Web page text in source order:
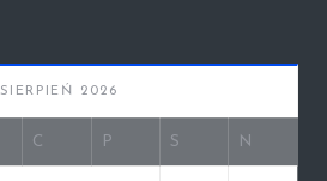
SIERPIEŃ 2026
C P S N